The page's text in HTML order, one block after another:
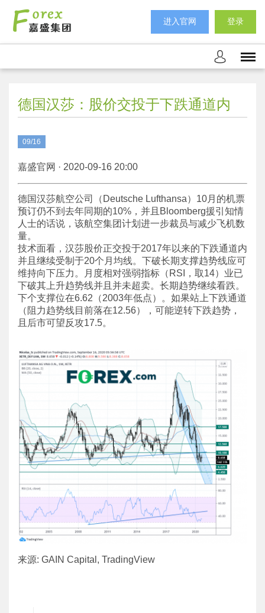
进入官网 登录
德国汉莎：股价交投于下跌通道内
09/16
嘉盛官网 · 2020-09-16 20:00
德国汉莎航空公司（Deutsche Lufthansa）10月的机票
预订仍不到去年同期的10%，并且Bloomberg援引知情
人士的话说，该航空集团计划进一步裁员与减少飞机数
量。
技术面看，汉莎股价正交投于2017年以来的下跌通道内
并且继续受制于20个月均线。下破长期支撑趋势线应可
维持向下压力。月度相对强弱指标（RSI，取14）业已
下破其上升趋势线并且并未超卖。长期趋势继续看跌。
下个支撑位在6.62（2003年低点）。如果站上下跌通道
（阻力趋势线目前落在12.56），可能逆转下跌趋势，
且后市可望反攻17.5。
来源: GAIN Capital, TradingView